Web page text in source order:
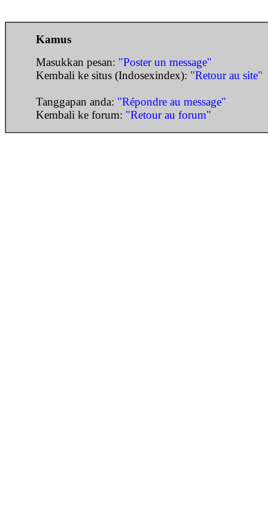
Kamus
Masukkan pesan: "Poster un message"
Kembali ke situs (Indosexindex): "Retour au site"
Tanggapan anda: "Répondre au message"
Kembali ke forum: "Retour au forum"